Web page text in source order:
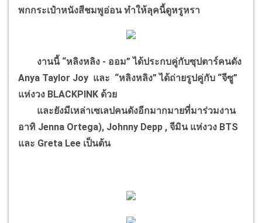
พกกระเป๋าหนังสีชมพูอ่อน ทำให้ลุคนี้ดูหรูหรา
งานนี้ “หลิงหลิง - ออม” ได้ประกบคู่กับซุปตาร์คนดัง
Anya Taylor Joy และ “หลิงหลิง” ได้ถ่ายรูปคู่กับ “จีซู”
แห่งวง BLACKPINK ด้วย
และยังมีเหล่าเซเลปคนดังอีกมากมายที่มาร่วมงาน
อาทิ Jenna Ortega), Johnny Depp , จีมิน แห่งวง BTS
และ Greta Lee เป็นต้น